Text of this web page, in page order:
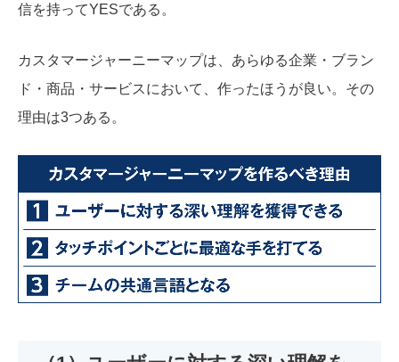
信を持ってYESである。
カスタマージャーニーマップは、あらゆる企業・ブラン
ド・商品・サービスにおいて、作ったほうが良い。その
理由は3つある。